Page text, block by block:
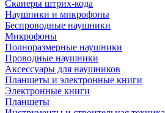
Сканеры штрих-кода
Наушники и микрофоны
Беспроводные наушники
Микрофоны
Полноразмерные наушники
Проводные наушники
Аксессуары для наушников
Планшеты и электронные книги
Электронные книги
Планшеты